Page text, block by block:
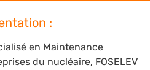
:
en Maintenance
du nucléaire, FOSELEV